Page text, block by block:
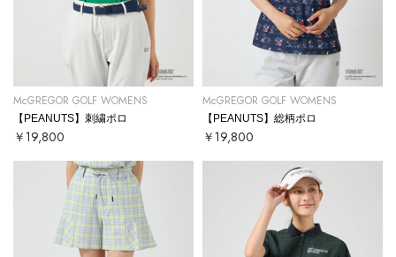
McGREGOR GOLF WOMENS
【PEANUTS】刺繍ポロ
￥19,800
McGREGOR GOLF WOMENS
【PEANUTS】総柄ポロ
￥19,800